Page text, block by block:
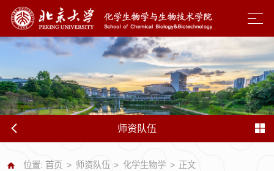
师资队伍
位置:首页 > 师资队伍 > 化学生物学 > 正文